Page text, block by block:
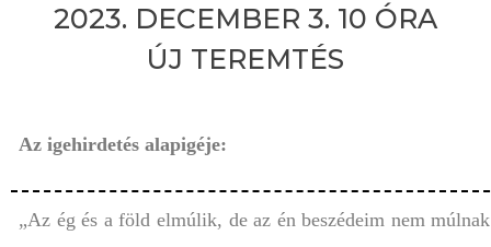
2023. DECEMBER 3. 10 ÓRA
ÚJ TEREMTÉS
Az igehirdetés alapigéje:
„Az ég és a föld elmúlik, de az én beszédeim nem